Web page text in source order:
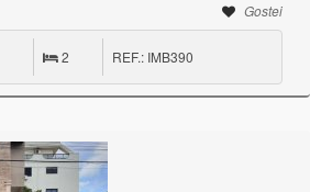
Gostei
2 REF.: IMB390